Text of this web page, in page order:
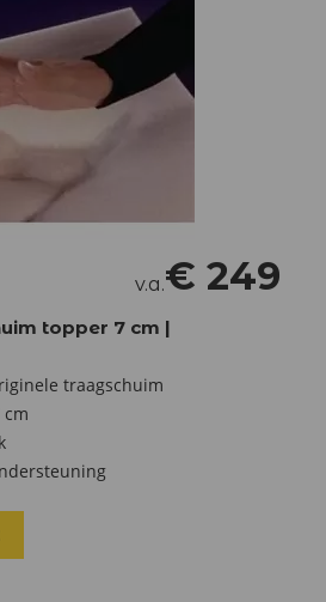
v.a.€ 249
topper 7 cm |
traagschuim
cm